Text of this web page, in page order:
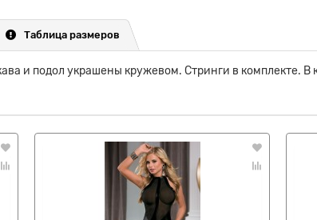
Таблица размеров
и подол украшены кружевом. Стринги в комплекте. В